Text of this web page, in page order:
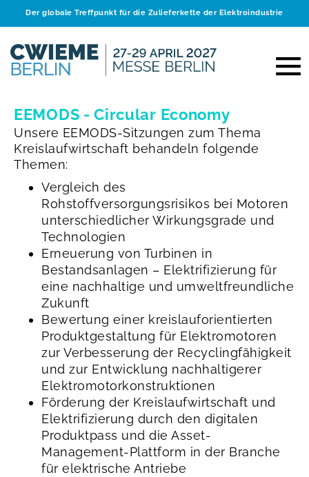
Der globale Treffpunkt für die Zulieferkette der Elektroindustrie
EEMODS - Circular Economy
Unsere EEMODS-Sitzungen zum Thema
Kreislaufwirtschaft behandeln folgende
Themen:
Vergleich des
Rohstoffversorgungsrisikos bei Motoren
unterschiedlicher Wirkungsgrade und
Technologien
Erneuerung von Turbinen in
Bestandsanlagen – Elektrifizierung für
eine nachhaltige und umweltfreundliche
Zukunft
Bewertung einer kreislauforientierten
Produktgestaltung für Elektromotoren
zur Verbesserung der Recyclingfähigkeit
und zur Entwicklung nachhaltigerer
Elektromotorkonstruktionen
Förderung der Kreislaufwirtschaft und
Elektrifizierung durch den digitalen
Produktpass und die Asset-
Management-Plattform in der Branche
für elektrische Antriebe